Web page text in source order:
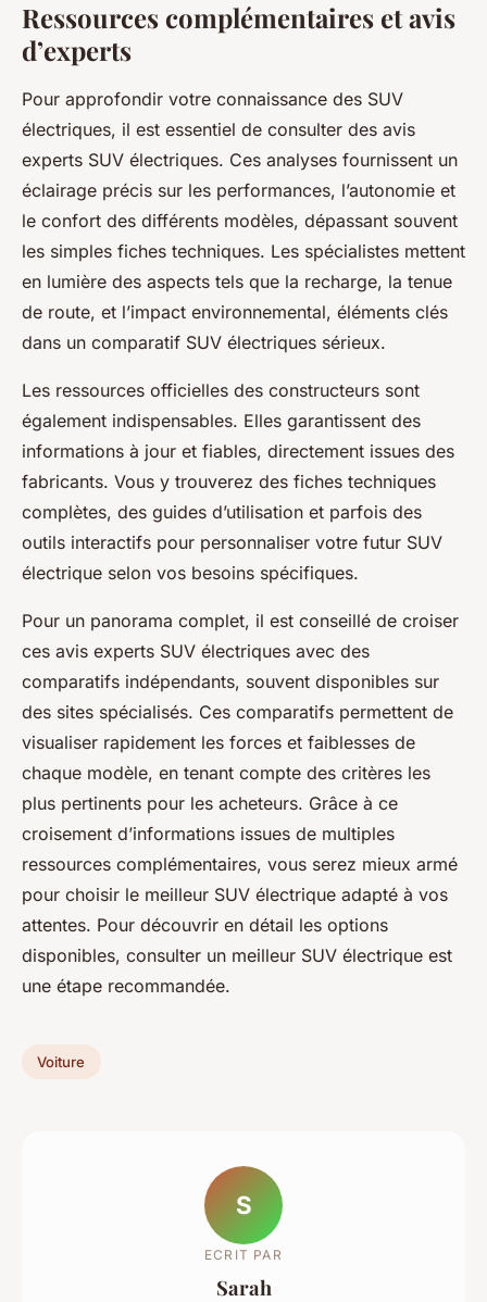
Ressources complémentaires et avis
d’experts
Pour approfondir votre connaissance des SUV
électriques, il est essentiel de consulter des avis
experts SUV électriques. Ces analyses fournissent un
éclairage précis sur les performances, l’autonomie et
le confort des différents modèles, dépassant souvent
les simples fiches techniques. Les spécialistes mettent
en lumière des aspects tels que la recharge, la tenue
de route, et l’impact environnemental, éléments clés
dans un comparatif SUV électriques sérieux.
Les ressources officielles des constructeurs sont
également indispensables. Elles garantissent des
informations à jour et fiables, directement issues des
fabricants. Vous y trouverez des fiches techniques
complètes, des guides d’utilisation et parfois des
outils interactifs pour personnaliser votre futur SUV
électrique selon vos besoins spécifiques.
Pour un panorama complet, il est conseillé de croiser
ces avis experts SUV électriques avec des
comparatifs indépendants, souvent disponibles sur
des sites spécialisés. Ces comparatifs permettent de
visualiser rapidement les forces et faiblesses de
chaque modèle, en tenant compte des critères les
plus pertinents pour les acheteurs. Grâce à ce
croisement d’informations issues de multiples
ressources complémentaires, vous serez mieux armé
pour choisir le meilleur SUV électrique adapté à vos
attentes. Pour découvrir en détail les options
disponibles, consulter un meilleur SUV électrique est
une étape recommandée.
Voiture
S
ECRIT PAR
Sarah